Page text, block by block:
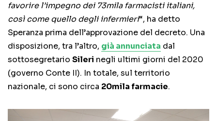
favorire l’impegno dei 73mila farmacisti italiani,
così come quello degli infermieri“, ha detto
Speranza prima dell’approvazione del decreto. Una
disposizione, tra l’altro, già annunciata dal
sottosegretario Sileri negli ultimi giorni del 2020
(governo Conte II). In totale, sul territorio
nazionale, ci sono circa 20mila farmacie.